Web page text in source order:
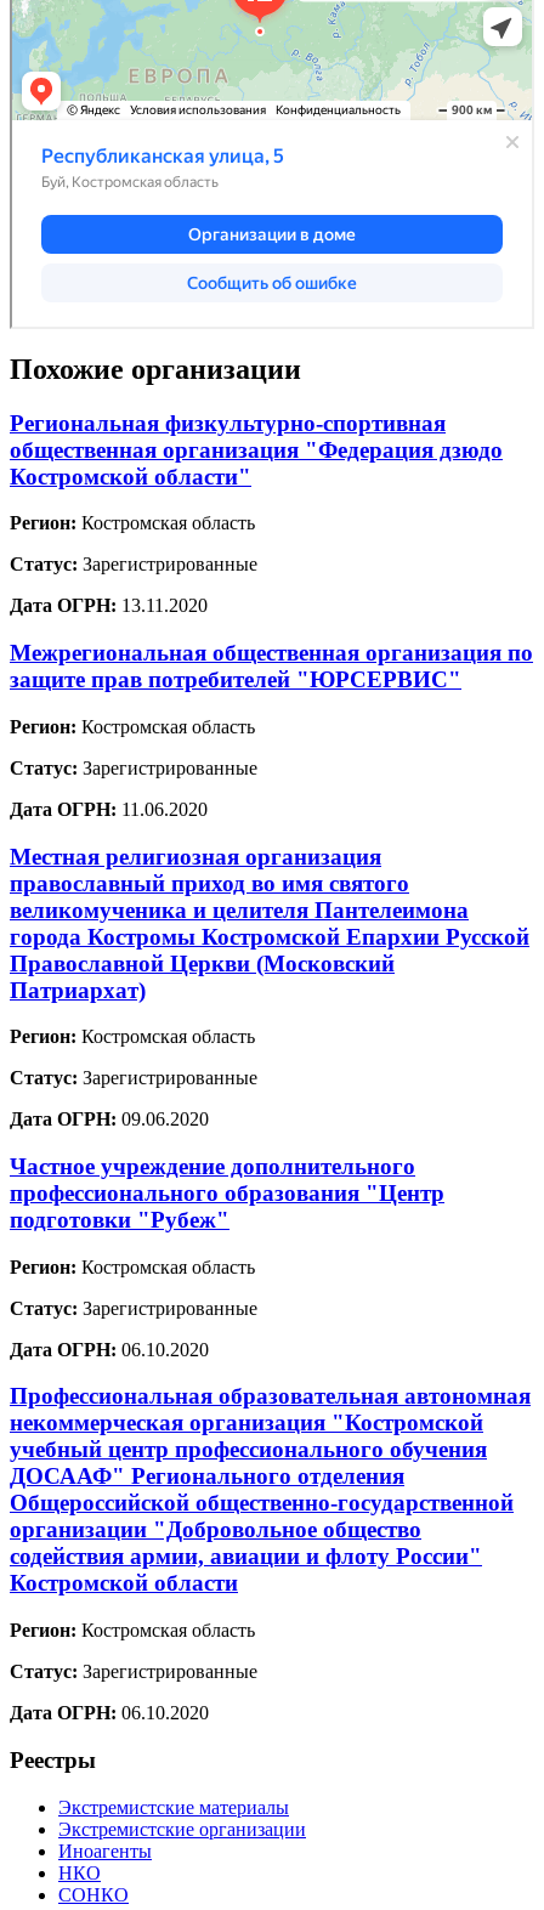
Похожие организации
Региональная физкультурно-спортивная
общественная организация "Федерация дзюдо
Костромской области"
Регион: Костромская область
Статус: Зарегистрированные
Дата ОГРН: 13.11.2020
Межрегиональная общественная организация по
защите прав потребителей "ЮРСЕРВИС"
Регион: Костромская область
Статус: Зарегистрированные
Дата ОГРН: 11.06.2020
Местная религиозная организация
православный приход во имя святого
великомученика и целителя Пантелеимона
города Костромы Костромской Епархии Русской
Православной Церкви (Московский
Патриархат)
Регион: Костромская область
Статус: Зарегистрированные
Дата ОГРН: 09.06.2020
Частное учреждение дополнительного
профессионального образования "Центр
подготовки "Рубеж"
Регион: Костромская область
Статус: Зарегистрированные
Дата ОГРН: 06.10.2020
Профессиональная образовательная автономная
некоммерческая организация "Костромской
учебный центр профессионального обучения
ДОСААФ" Регионального отделения
Общероссийской общественно-государственной
организации "Добровольное общество
содействия армии, авиации и флоту России"
Костромской области
Регион: Костромская область
Статус: Зарегистрированные
Дата ОГРН: 06.10.2020
Реестры
Экстремистские материалы
Экстремистские организации
Иноагенты
НКО
СОНКО